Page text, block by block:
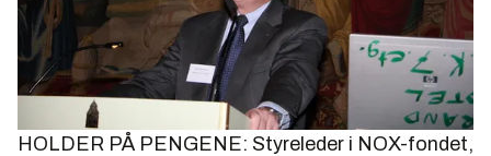
HOLDER PÅ PENGENE: Styreleder i NOX-fondet,